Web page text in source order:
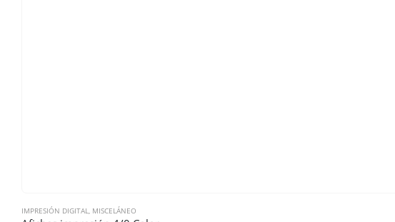
IMPRESIÓN DIGITAL, MISCELÁNEO